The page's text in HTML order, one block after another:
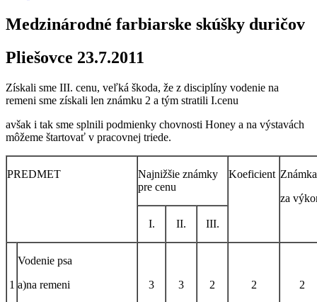
Medzinárodné farbiarske skúšky duričov
Pliešovce 23.7.2011
Získali sme III. cenu, veľká škoda, že z disciplíny vodenie na
remeni sme získali len známku 2 a tým stratili I.cenu
avšak i tak sme splnili podmienky chovnosti Honey a na výstavách
môžeme štartovať v pracovnej triede.
PREDMET
Najnižšie známky
pre cenu
Koeficient Známka
za
I. II. III.
1
Vodenie psa
a)na remeni
3 3 2
2
2